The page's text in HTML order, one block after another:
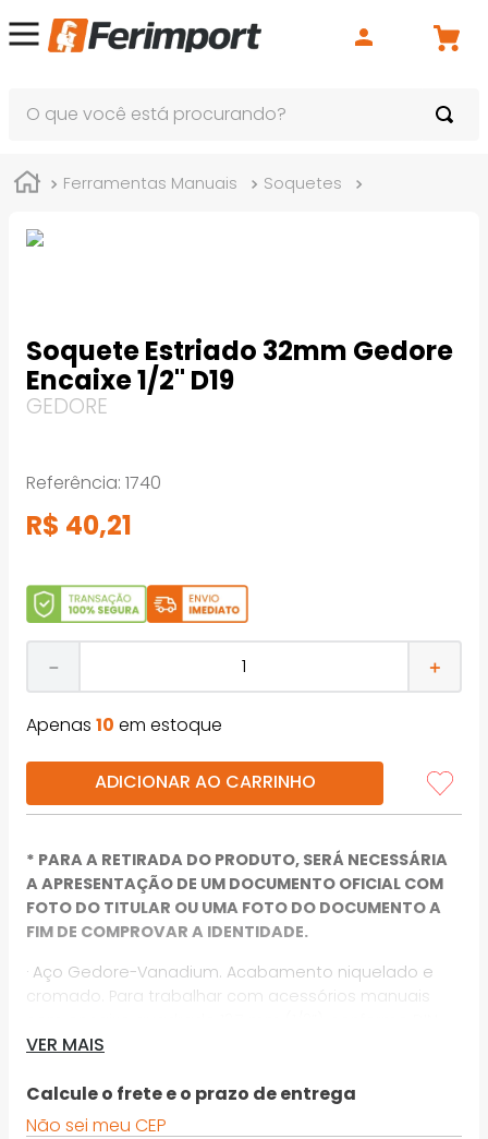
Ferramentas Manuais Soquetes
Soquete Estriado 32mm Gedore
Encaixe 1/2" D19
GEDORE
Referência: 1740
R$ 40,21
＋
－
Apenas 10 em estoque
ADICIONAR AO CARRINHO
* PARA A RETIRADA DO PRODUTO, SERÁ NECESSÁRIA
A APRESENTAÇÃO DE UM DOCUMENTO OFICIAL COM
FOTO DO TITULAR OU UMA FOTO DO DOCUMENTO A
FIM DE COMPROVAR A IDENTIDADE.
· Aço Gedore-Vanadium. Acabamento niquelado e
cromado. Para trabalhar com acessórios manuais
3120 - C 12.5, ISO 1174. Indicado para parafusos e porcas
*Imagens meramente ilustrativas
VER MAIS
Calcule o frete e o prazo de entrega
Não sei meu CEP